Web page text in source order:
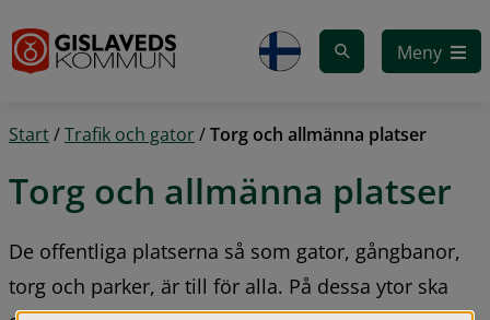
Meny
Start/Trafik och gator/Torg och allmänna platser
Torg och allmänna platser
De offentliga platserna så som gator, gångbanor,
torg och parker, är till för alla. På dessa ytor ska